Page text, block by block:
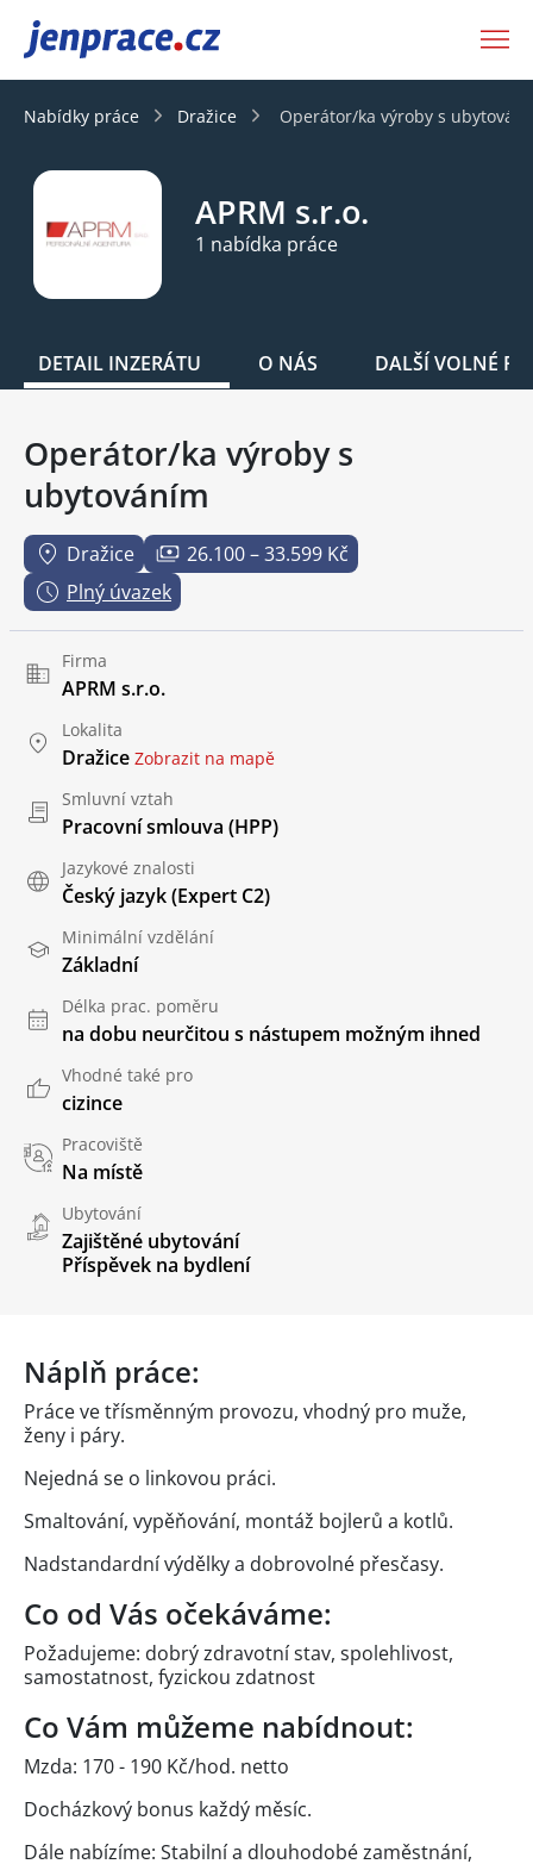
JenPráce.cz
Nabídky práce Dražice Operátor/ka výroby s
APRM s.r.o.
1 nabídka práce
DETAIL INZERÁTU O NÁS DALŠÍ VOLNÉ
Operátor/ka výroby s
ubytováním
Dražice
26.100 – 33.599 Kč
Plný úvazek
Firma
APRM s.r.o.
Lokalita
Dražice Zobrazit na mapě
Smluvní vztah
Pracovní smlouva (HPP)
Jazykové znalosti
Český jazyk(Expert C2)
Minimální vzdělání
Základní
Délka prac. poměru
na dobu neurčitou s nástupem možným ihned
Vhodné také pro
cizince
Pracoviště
Na místě
Ubytování
Zajištěné ubytování
Příspěvek na bydlení
Náplň práce:
Práce ve třísměnným provozu, vhodný pro muže,
ženy i páry.
Nejedná se o linkovou práci.
Smaltování, vypěňování, montáž bojlerů a kotlů.
Nadstandardní výdělky a dobrovolné přesčasy.
Co od Vás očekáváme:
Požadujeme: dobrý zdravotní stav, spolehlivost,
samostatnost, fyzickou zdatnost
Co Vám můžeme nabídnout:
Mzda: 170 - 190 Kč/hod. netto
Docházkový bonus každý měsíc.
Dále nabízíme: Stabilní a dlouhodobé zaměstnání,